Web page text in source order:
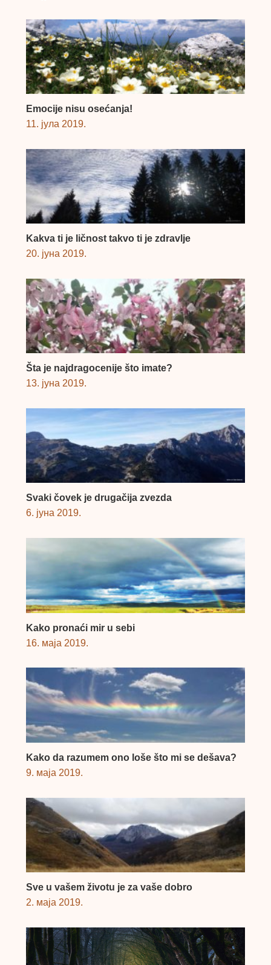
Emocije nisu osećanja!
11. јула 2019.
Kakva ti je ličnost takvo ti je zdravlje
20. јуна 2019.
Šta je najdragocenije što imate?
13. јуна 2019.
Svaki čovek je drugačija zvezda
6. јуна 2019.
Kako pronaći mir u sebi
16. маја 2019.
Kako da razumem ono loše što mi se dešava?
9. маја 2019.
Sve u vašem životu je za vaše dobro
2. маја 2019.